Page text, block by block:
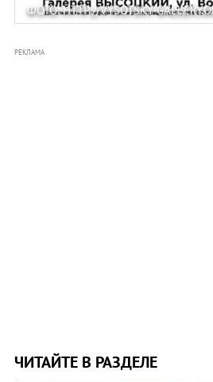
ФОТО: HTTP://VYSOTSKY-
РЕКЛАМА
ЧИТАЙТЕ В РАЗДЕЛЕ